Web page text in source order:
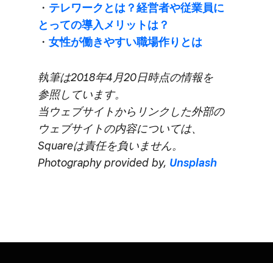
・ テレワークとは？​経営者や​従業員に​
とっての​導入メリットは？
・ 女性が​働きやすい​職場作りとは
執筆は​2018年4月20日時点の​情報を​
参照しています。​
当ウェブサイトから​リンクした​外部の​
ウェブサイトの​内容に​ついては、​
Squareは​責任を​負いません。​
Photography provided by, Unsplash